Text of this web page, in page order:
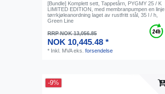
[Bundle] Komplett sett, Tappetårn, PYGMY 25 / K
LIMITED EDITION, med membranpumpen en linje
tørrkjøleanordning laget av rustfritt stål, 35 l / h,
Green Line
RRP NOK 13,056.85
NOK 10,445.48 *
* Inkl. MVAeks.forsendelse
-9%